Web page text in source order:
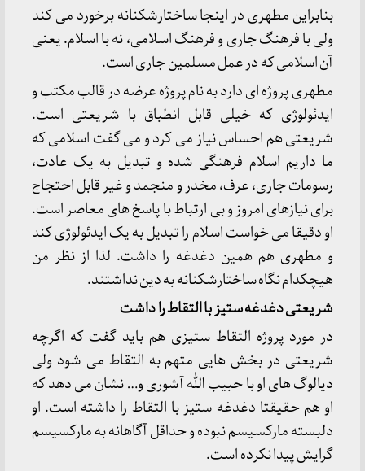
بنابراین مطهری در اینجا ساختارشکنانه برخورد می کند
ولی با فرهنگ جاری و فرهنگ اسلامی، نه با اسلام. یعنی
آن اسلامی که در عمل مسلمین جاری است.
مطهری پروژه ای دارد به نام پروژه عرضه در قالب مکتب و
ایدئولوژی که خیلی قابل انطباق با شریعتی است.
شریعتی هم احساس نیاز می کرد و می گفت اسلامی که
ما داریم اسلام فرهنگی شده و تبدیل به یک عادت،
رسومات جاری، عرف، مخدر و منجمد و غیر قابل احتجاج
برای نیازهای امروز و بی ارتباط با پاسخ های معاصر است.
او دقیقا می خواست اسلام را تبدیل به یک ایدئولوژی کند
و مطهری هم همین دغدغه را داشت. لذا از نظر من
هیچکدام نگاه ساختارشکنانه به دین نداشتند.
شریعتی دغدغه ستیز با التقاط را داشت
در مورد پروژه التقاط ستیزی هم باید گفت که اگرچه
شریعتی در بخش هایی متهم به التقاط می شود ولی
دیالوگ های او با حبیب الله آشوری و… نشان می دهد که
او هم حقیقتا دغدغه ستیز با التقاط را داشته است. او
دلبسته مارکسیسم نبوده و حداقل آگاهانه به مارکسیسم
گرایش پیدا نکرده است.